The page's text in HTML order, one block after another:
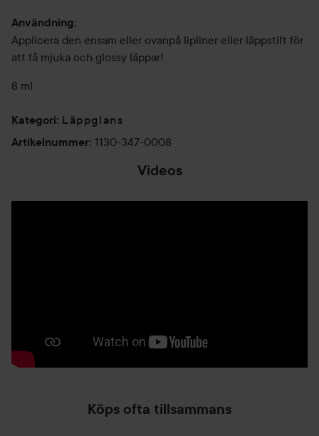
Användning:
Applicera den ensam eller ovanpå lipliner eller läppstift för
att få mjuka och glossy läppar!
8 ml
Kategori: Läppglans
Artikelnummer: 1130-347-0008
Videos
Köps ofta tillsammans